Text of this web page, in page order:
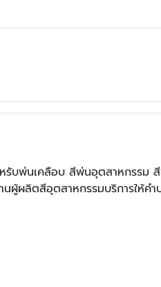
รับพ่นเคลือบ สีพ่นอุตสาหกรรม
ผู้ผลิตสีอุตสาหกรรมบริการให้คำ